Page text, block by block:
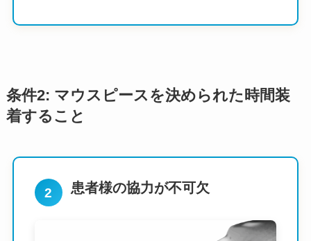
条件2: マウスピースを決められた時間装
着すること
2 患者様の協力が不可欠